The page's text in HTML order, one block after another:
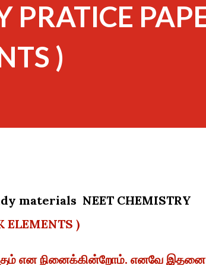
PRATICE
)
materials NEET CHEMISTRY
ELEMENTS )
என நினைக்கின்றோம். எனவே இதனை